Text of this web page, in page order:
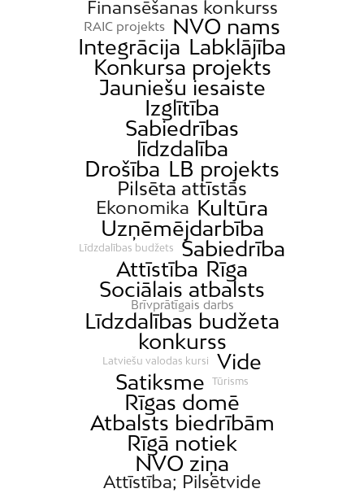
Finansēšanas konkurss
RAIC projekts
NVO nams
Integrācija Labklājība
Konkursa projekts
Jauniešu iesaiste
Izglītība
Sabiedrības
līdzdalība
Drošība LB projekts
Pilsēta attīstās
Ekonomika Kultūra
Uzņēmējdarbība
Līdzdalības budžets
Sabiedrība
Attīstība Rīga
Sociālais atbalsts
Brīvprātīgais darbs
Līdzdalības budžeta
konkurss
Latviešu valodas kursi
Vide
Satiksme
Tūrisms
Rīgas domē
Atbalsts biedrībām
Rīgā notiek
NVO ziņa
Attīstība; Pilsētvide